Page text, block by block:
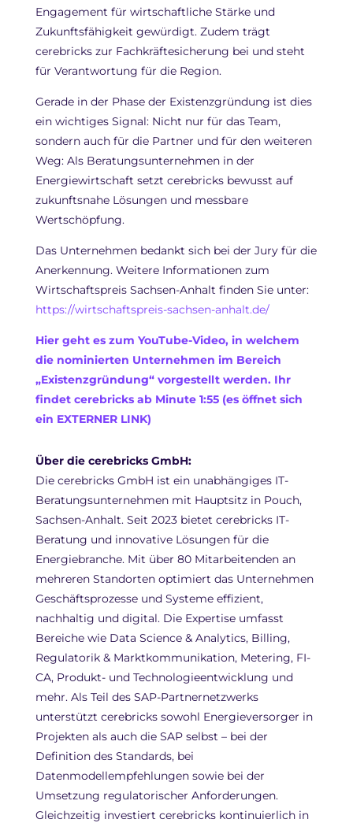
Engagement für wirtschaftliche Stärke und
Zukunftsfähigkeit gewürdigt. Zudem trägt
cerebricks zur Fachkräftesicherung bei und steht
für Verantwortung für die Region.
Gerade in der Phase der Existenzgründung ist dies
ein wichtiges Signal: Nicht nur für das Team,
sondern auch für die Partner und für den weiteren
Weg: Als Beratungsunternehmen in der
Energiewirtschaft setzt cerebricks bewusst auf
zukunftsnahe Lösungen und messbare
Wertschöpfung.
Das Unternehmen bedankt sich bei der Jury für die
Anerkennung. Weitere Informationen zum
Wirtschaftspreis Sachsen-Anhalt finden Sie unter:
https://wirtschaftspreis-sachsen-anhalt.de/
Hier geht es zum YouTube-Video, in welchem
die nominierten Unternehmen im Bereich
„Existenzgründung“ vorgestellt werden. Ihr
findet cerebricks ab Minute 1:55 (es öffnet sich
ein EXTERNER LINK)
Über die cerebricks GmbH:
Die cerebricks GmbH ist ein unabhängiges IT-
Beratungsunternehmen mit Hauptsitz in Pouch,
Sachsen-Anhalt. Seit 2023 bietet cerebricks IT-
Beratung und innovative Lösungen für die
Energiebranche. Mit über 80 Mitarbeitenden an
mehreren Standorten optimiert das Unternehmen
Geschäftsprozesse und Systeme effizient,
nachhaltig und digital. Die Expertise umfasst
Bereiche wie Data Science & Analytics, Billing,
Regulatorik & Marktkommunikation, Metering, FI-
CA, Produkt- und Technologieentwicklung und
mehr. Als Teil des SAP-Partnernetzwerks
unterstützt cerebricks sowohl Energieversorger in
Projekten als auch die SAP selbst – bei der
Definition des Standards, bei
Datenmodellempfehlungen sowie bei der
Umsetzung regulatorischer Anforderungen.
Gleichzeitig investiert cerebricks kontinuierlich in